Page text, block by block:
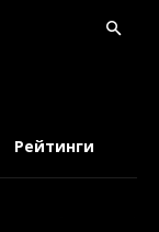
Рейтинги